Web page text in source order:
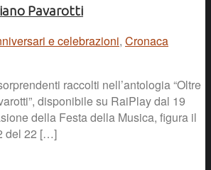
Pavarotti
e celebrazioni, Cronaca
raccolti nell’antologia “Oltre
disponibile su RaiPlay dal 19
della Festa della Musica, figura il
del 22 […]